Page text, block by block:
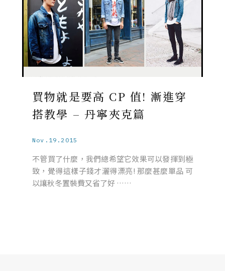
買物就是要高 CP 值! 漸進穿
搭教學 – 丹寧夾克篇
Nov.19.2015
不管買了什麼，我們總希望它效果可以發揮到極
致，覺得這樣子錢才灑得漂亮! 那麼甚麼單品 可
以讓秋冬置裝費又省了好 ……